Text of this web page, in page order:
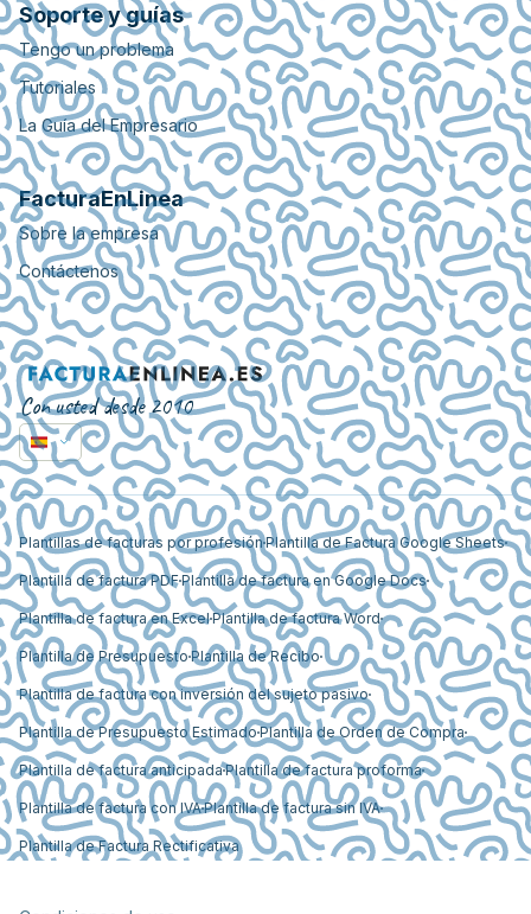
Soporte y guías
Tengo un problema
Tutoriales
La Guía del Empresario
FacturaEnLinea
Sobre la empresa
Contáctenos
Con usted desde 2010
Plantillas de facturas por profesión Plantilla de Factura Google Sheets
Plantilla de factura PDFPlantilla de factura en Google Docs
Plantilla de factura en ExcelPlantilla de factura Word
Plantilla de Presupuesto Plantilla de Recibo
Plantilla de factura con inversión del sujeto pasivo
Plantilla de Presupuesto Estimado Plantilla de Orden de Compra
Plantilla de factura anticipadaPlantilla de factura proforma
Plantilla de factura con IVAPlantilla de factura sin IVA
Plantilla de Factura Rectificativa